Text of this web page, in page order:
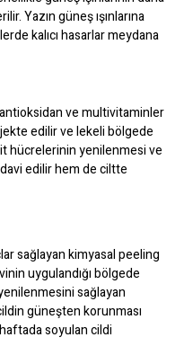
Yazın güneş ışınlarına
kalıcı hasarlar meydana
ve multivitaminler
edilir ve lekeli bölgede
hücrelerinin yenilenmesi ve
edilir hem de ciltte
sağlayan kimyasal peeling
uygulandığı bölgede
sağlayan
güneşten korunması
soyulan cildi